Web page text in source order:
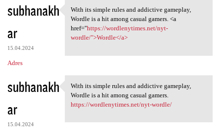
subhanakh
ar
15.04.2024
Adres
With its simple rules and
With its simple rules and addictive gameplay,
Wordle is a hit among casual gamers. <a
href="https://wordlenytimes.net/nyt-
wordle/">Wordle</a>
subhanakh
ar
15.04.2024
With its simple rules and
With its simple rules and addictive gameplay,
Wordle is a hit among casual gamers.
https://wordlenytimes.net/nyt-wordle/